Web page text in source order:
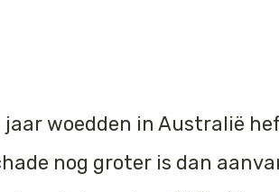
jaar woedden in Australië
nog groter is dan